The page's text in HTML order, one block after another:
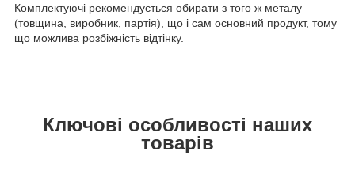
Комплектуючі рекомендується обирати з того ж металу
(товщина, виробник, партія), що і сам основний продукт, тому
що можлива розбіжність відтінку.
Ключові особливості наших
товарів